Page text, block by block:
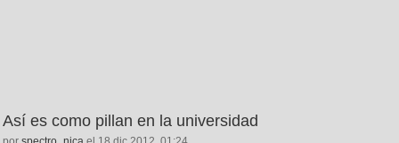
Así es como pillan en la universidad